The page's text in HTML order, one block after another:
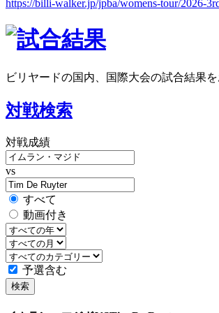
https://billi-walker.jp/jpba/womens-tour/2026-
ビリヤードの国内、国際大会の試合結果
対戦検索
対戦成績
vs
すべて
動画付き
予選含む
検索